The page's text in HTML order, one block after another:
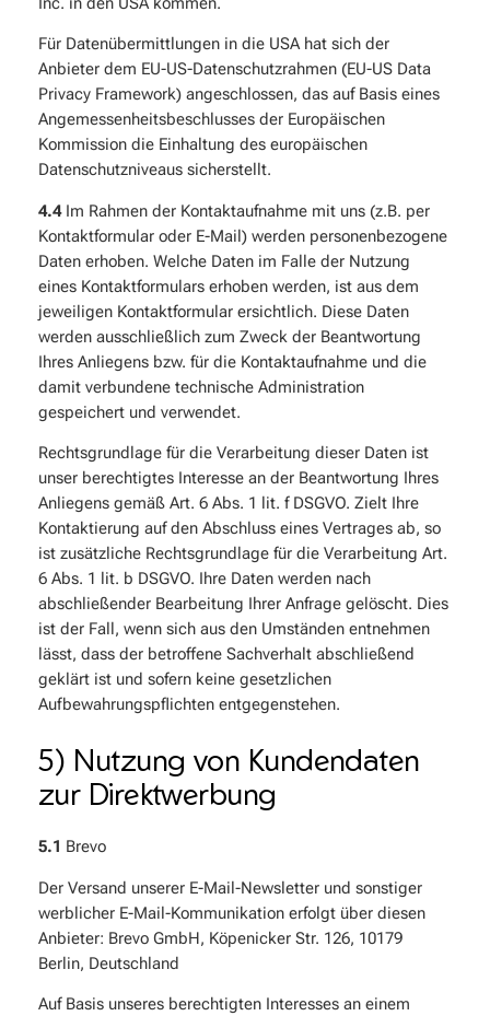
Für Datenübermittlungen in die USA hat sich der
Anbieter dem EU-US-Datenschutzrahmen (EU-US Data
Privacy Framework) angeschlossen, das auf Basis eines
Angemessenheitsbeschlusses der Europäischen
Kommission die Einhaltung des europäischen
Datenschutzniveaus sicherstellt.
4.4Im Rahmen der Kontaktaufnahme mit uns (z.B. per
Kontaktformular oder E-Mail) werden personenbezogene
Daten erhoben. Welche Daten im Falle der Nutzung
eines Kontaktformulars erhoben werden, ist aus dem
jeweiligen Kontaktformular ersichtlich. Diese Daten
werden ausschließlich zum Zweck der Beantwortung
Ihres Anliegens bzw. für die Kontaktaufnahme und die
damit verbundene technische Administration
gespeichert und verwendet.
Rechtsgrundlage für die Verarbeitung dieser Daten ist
unser berechtigtes Interesse an der Beantwortung Ihres
Anliegens gemäß Art. 6 Abs. 1 lit. f DSGVO. Zielt Ihre
Kontaktierung auf den Abschluss eines Vertrages ab, so
ist zusätzliche Rechtsgrundlage für die Verarbeitung Art.
6 Abs. 1 lit. b DSGVO. Ihre Daten werden nach
abschließender Bearbeitung Ihrer Anfrage gelöscht. Dies
ist der Fall, wenn sich aus den Umständen entnehmen
lässt, dass der betroffene Sachverhalt abschließend
geklärt ist und sofern keine gesetzlichen
Aufbewahrungspflichten entgegenstehen.
5) Nutzung von Kundendaten
zur Direktwerbung
5.1 Brevo
Der Versand unserer E-Mail-Newsletter und sonstiger
werblicher E-Mail-Kommunikation erfolgt über diesen
Anbieter: Brevo GmbH, Köpenicker Str. 126, 10179
Berlin, Deutschland
Auf Basis unseres berechtigten Interesses an einem